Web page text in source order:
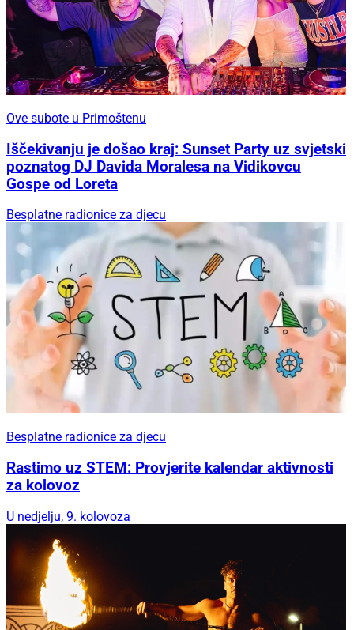
Ove subote u Primoštenu
Iščekivanju je došao kraj: Sunset Party uz svjetski
poznatog DJ Davida Moralesa na Vidikovcu
Gospe od Loreta
Besplatne radionice za djecu
Besplatne radionice za djecu
Rastimo uz STEM: Provjerite kalendar aktivnosti
za kolovoz
U nedjelju, 9. kolovoza